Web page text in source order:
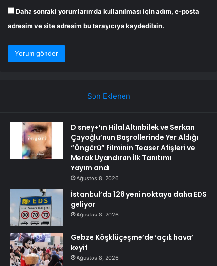
Daha sonraki yorumlarımda kullanılması için adım, e-posta
adresim ve site adresim bu tarayıcıya kaydedilsin.
Son Eklenen
Disney+’ın Hilal Altınbilek ve Serkan
Çayoğlu’nun Başrollerinde Yer Aldığı
“Öngörü” Filminin Teaser Afişleri ve
Merak Uyandıran İlk Tanıtımı
Yayımlandı
Ağustos 8, 2026
İstanbul’da 128 yeni noktaya daha EDS
geliyor
Ağustos 8, 2026
Gebze Köşklüçeşme’de ‘açık hava’
keyif
Ağustos 8, 2026